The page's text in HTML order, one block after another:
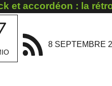
et accordéon : la
8 SEPTEMBRE